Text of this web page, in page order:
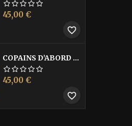
Prix
45,00 €
favorite_border
COPAINS D’ABORD LES
Prix
45,00 €
favorite_border